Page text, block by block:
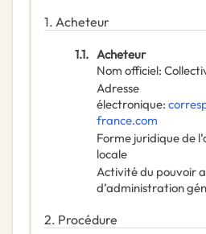
1. Acheteur
1.1. Acheteur
Nom officiel:
Adresse
électronique:
france.com
Forme juridique de
locale
Activité du pouvoir
d’administration
2. Procédure